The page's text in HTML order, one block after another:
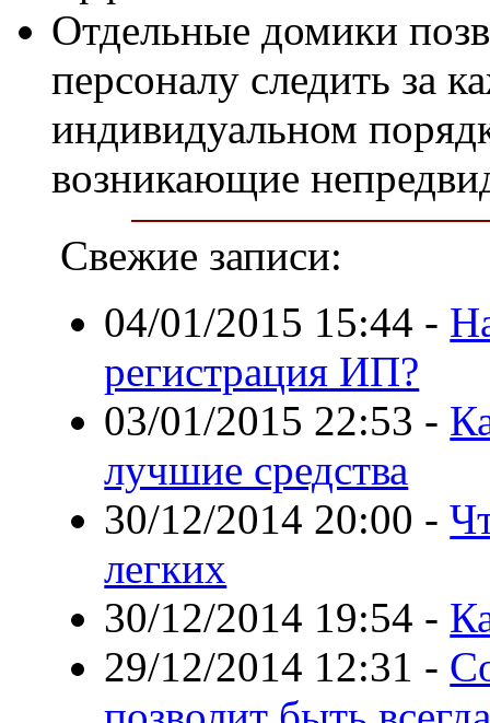
Отдельные домики
персоналу следить за
индивидуальном
возникающие
Свежие записи:
04/01/2015 15:44 -
регистрация ИП?
03/01/2015 22:53 -
лучшие средства
30/12/2014 20:00 -
легких
30/12/2014 19:54 -
29/12/2014 12:31 -